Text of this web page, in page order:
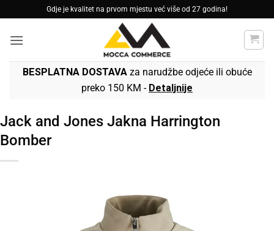
to
content
Gdje je kvalitet na prvom mjestu već više od 27 godina!
BESPLATNA DOSTAVAza narudžbe odjeće ili obuće
preko 150 KM - Detaljnije
Jack and Jones Jakna Harrington
Bomber